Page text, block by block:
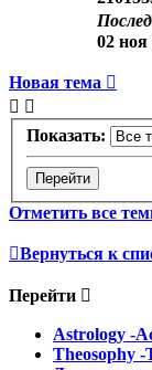
02 ноя
Новая тема
Показать:
Отметить все
Вернуться к
Перейти
Astrology -
Theosophy -